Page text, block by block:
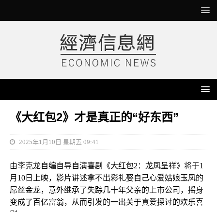
《大红包2》才是真正的“好东西”
2025年1月10日 星期五 09:41
由李克龙自编自导自演喜剧《大红包2：龙凤呈祥》将于1
月10日上映，影片讲述拿不出彩礼娶自己心爱姑娘玉凤的
屌丝金龙，意外继承了失踪几十年父亲的上市公司，摇身
变成了百亿富翁，从而引发的一出关于真爱探讨的欢乐喜